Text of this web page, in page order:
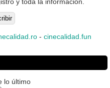
- cinecalidad.fun
lo último